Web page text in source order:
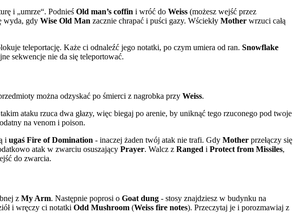
i „umrze“. Podnieś Old man’s coffin i wróć do Weiss (możesz wejść przez
wyda, gdy Wise Old Man zacznie chrapać i puści gazy. Wściekły Mother wrzuci całą
teleportację. Każe ci odnaleźć jego notatki, po czym umiera od ran. Snowflake
sekwencje nie da się teleportować.
można odzyskać po śmierci z nagrobka przy Weiss.
ataku rzuca dwa głazy, więc biegaj po arenie, by uniknąć tego rzuconego pod twoje
na venom i poison.
i ugaś Fire of Domination - inaczej żaden twój atak nie trafi. Gdy Mother przełączy się
atak w zwarciu osuszający Prayer. Walcz z Ranged i Protect from Missiles,
do zwarcia.
z My Arm. Następnie poprosi o Goat dung - stosy znajdziesz w budynku na
i wręczy ci notatki Odd Mushroom (Weiss fire notes). Przeczytaj je i porozmawiaj z